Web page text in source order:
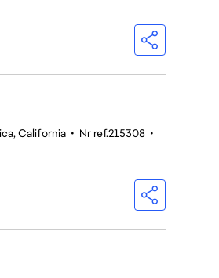
California • Nr ref.215308 •